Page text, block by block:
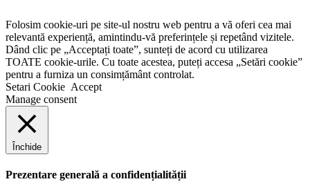
Folosim cookie-uri pe site-ul nostru web pentru a vă oferi cea mai
relevantă experiență, amintindu-vă preferințele și repetând vizitele.
Dând clic pe „Acceptați toate”, sunteți de acord cu utilizarea
TOATE cookie-urile. Cu toate acestea, puteți accesa „Setări cookie”
pentru a furniza un consimțământ controlat.
Setari Cookie Accept
Manage consent
Închide
Prezentare generală a confidențialității